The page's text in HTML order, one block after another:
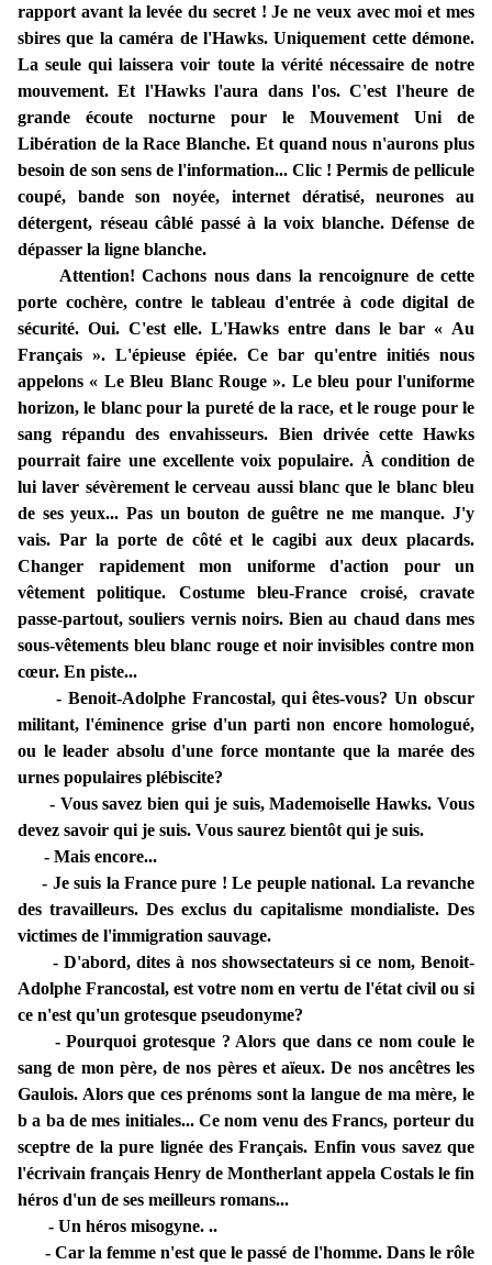
rapport avant la levée du secret ! Je ne veux avec moi et mes
sbires que la caméra de l'Hawks. Uniquement cette démone.
La seule qui laissera voir toute la vérité nécessaire de notre
mouvement. Et l'Hawks l'aura dans l'os. C'est l'heure de
grande écoute nocturne pour le Mouvement Uni de
Libération de la Race Blanche. Et quand nous n'aurons plus
besoin de son sens de l'information... Clic ! Permis de pellicule
coupé, bande son noyée, internet dératisé, neurones au
détergent, réseau câblé passé à la voix blanche. Défense de
dépasser la ligne blanche.
Attention! Cachons nous dans la rencoignure de cette
porte cochère, contre le tableau d'entrée à code digital de
sécurité. Oui. C'est elle. L'Hawks entre dans le bar « Au
Français ». L'épieuse épiée. Ce bar qu'entre initiés nous
appelons « Le Bleu Blanc Rouge ». Le bleu pour l'uniforme
horizon, le blanc pour la pureté de la race, et le rouge pour le
sang répandu des envahisseurs. Bien drivée cette Hawks
pourrait faire une excellente voix populaire. À condition de
lui laver sévèrement le cerveau aussi blanc que le blanc bleu
de ses yeux... Pas un bouton de guêtre ne me manque. J'y
vais. Par la porte de côté et le cagibi aux deux placards.
Changer rapidement mon uniforme d'action pour un
vêtement politique. Costume bleu-France croisé, cravate
passe-partout, souliers vernis noirs. Bien au chaud dans mes
sous-vêtements bleu blanc rouge et noir invisibles contre mon
cœur. En piste...
- Benoit-Adolphe Francostal, qui êtes-vous? Un obscur
militant, l'éminence grise d'un parti non encore homologué,
ou le leader absolu d'une force montante que la marée des
urnes populaires plébiscite?
- Vous savez bien qui je suis, Mademoiselle Hawks. Vous
devez savoir qui je suis. Vous saurez bientôt qui je suis.
- Mais encore...
- Je suis la France pure ! Le peuple national. La revanche
des travailleurs. Des exclus du capitalisme mondialiste. Des
victimes de l'immigration sauvage.
- D'abord, dites à nos showsectateurs si ce nom, Benoit-
Adolphe Francostal, est votre nom en vertu de l'état civil ou si
ce n'est qu'un grotesque pseudonyme?
- Pourquoi grotesque ? Alors que dans ce nom coule le
sang de mon père, de nos pères et aïeux. De nos ancêtres les
Gaulois. Alors que ces prénoms sont la langue de ma mère, le
b a ba de mes initiales... Ce nom venu des Francs, porteur du
sceptre de la pure lignée des Français. Enfin vous savez que
l'écrivain français Henry de Montherlant appela Costals le fin
héros d'un de ses meilleurs romans...
- Un héros misogyne. ..
- Car la femme n'est que le passé de l'homme. Dans le rôle